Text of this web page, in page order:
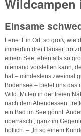
Wildcampen
Einsame
Lene. Ein Ort, so groß, wie
immerhin drei Häuser,
einem See, ebenfalls so
niemand vorstellen kann,
hat – mindestens zweimal
Bodensee – bietet uns das
Wild. Mitten in der freien
nach dem Abendessen,
ein Bad im See gönnt.
überrascht, ganz im
höflich. – „In so einem